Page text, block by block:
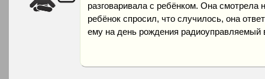
разговаривала с ребёнком. Она
ребёнок спросил, что случилось, она
ему на день рождения радиоуправляемый